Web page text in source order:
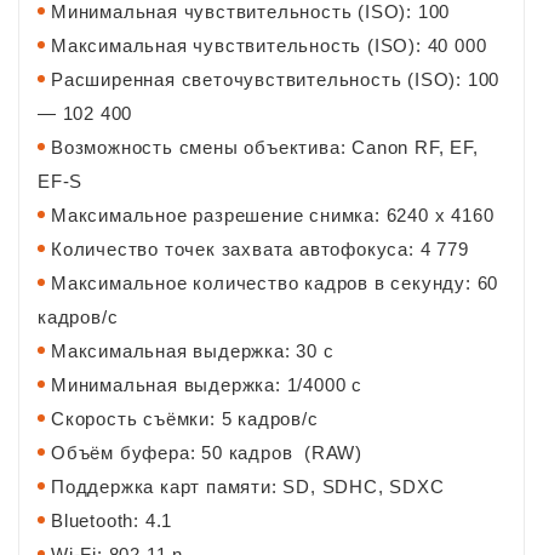
Минимальная чувствительность (ISO): 100
Максимальная чувствительность (ISO): 40 000
Расширенная светочувствительность (ISO): 100
— 102 400
Возможность смены объектива: Canon RF, EF,
EF-S
Максимальное разрешение снимка: 6240 x 4160
Количество точек захвата автофокуса: 4 779
Максимальное количество кадров в секунду: 60
кадров/с
Максимальная выдержка: 30 c
Минимальная выдержка: 1/4000 c
Скорость съёмки: 5 кадров/с
Объём буфера: 50 кадров (RAW)
Поддержка карт памяти: SD, SDHC, SDXC
Bluetooth: 4.1